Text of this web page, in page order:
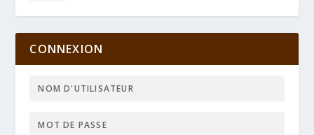
CONNEXION